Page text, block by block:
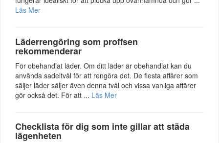
Läs Mer
Läderrengöring som proffsen
rekommenderar
För obehandlat läder. Om ditt läder är obehandlat kan du
använda sadeltvål för att rengöra det. De flesta affärer som
säljer läder säljer även denna tvål och vissa vanliga affärer
gör också det. För att ... Läs Mer
Checklista för dig som inte gillar att städa
lägenheten